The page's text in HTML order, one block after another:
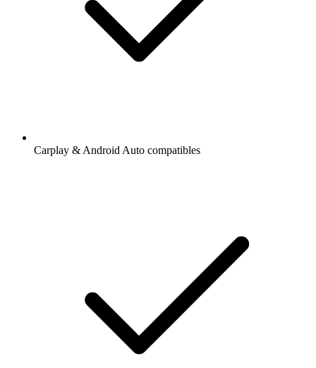
Carplay & Android Auto compatibles